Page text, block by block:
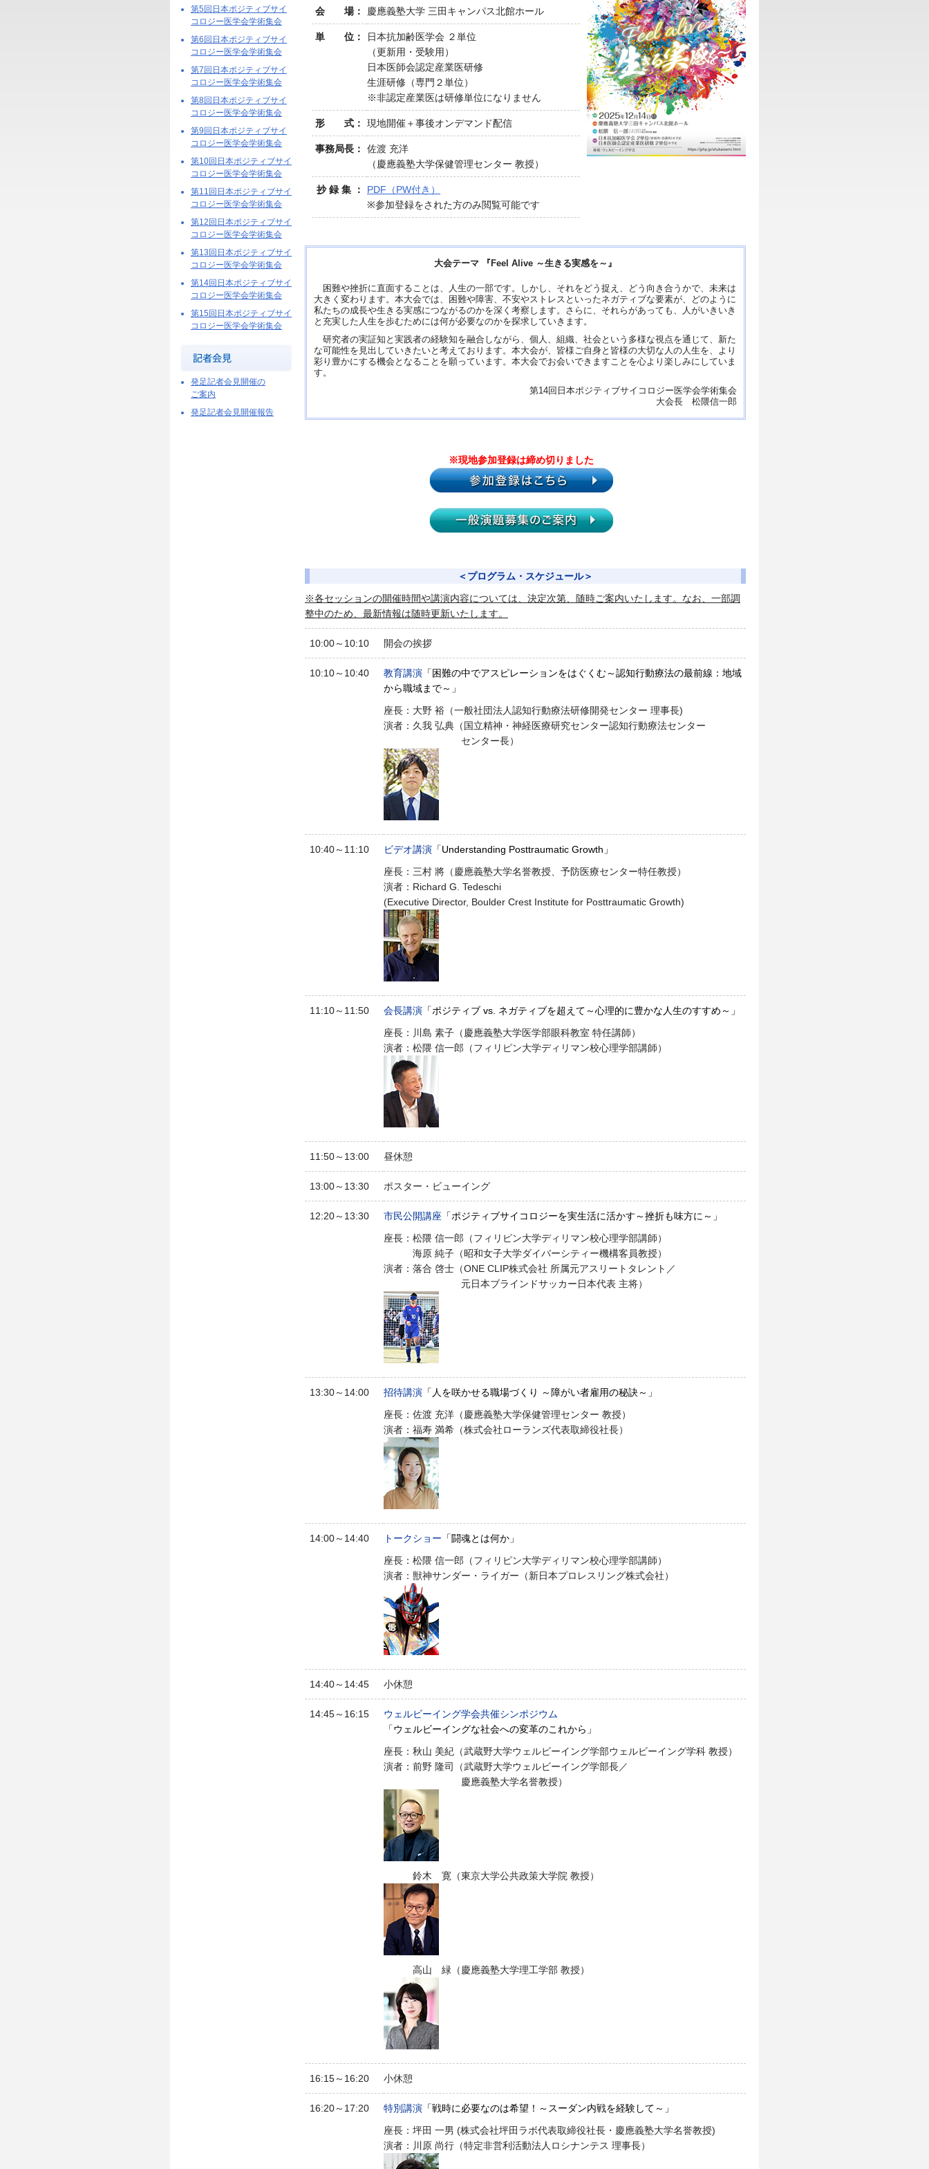
第5回日本ポジティブサイ
コロジー医学会学術集会
第6回日本ポジティブサイ
コロジー医学会学術集会
第7回日本ポジティブサイ
コロジー医学会学術集会
第8回日本ポジティブサイ
コロジー医学会学術集会
第9回日本ポジティブサイ
コロジー医学会学術集会
第10回日本ポジティブサイ
コロジー医学会学術集会
第11回日本ポジティブサイ
コロジー医学会学術集会
第12回日本ポジティブサイ
コロジー医学会学術集会
第13回日本ポジティブサイ
コロジー医学会学術集会
第14回日本ポジティブサイ
コロジー医学会学術集会
第15回日本ポジティブサイ
コロジー医学会学術集会
発足記者会見開催の
ご案内
発足記者会見開催報告
会 場： 慶應義塾大学 三田キャンパス北館ホール
単 位：
日本抗加齢医学会 ２単位
（更新用・受験用）
日本医師会認定産業医研修
生涯研修（専門２単位）
※非認定産業医は研修単位になりません
形 式： 現地開催＋事後オンデマンド配信
事務局長：
佐渡 充洋
（慶應義塾大学保健管理センター 教授）
抄 録 集 ：
PDF（PW付き）
※参加登録をされた方のみ閲覧可能です
大会テーマ 『Feel Alive ～生きる実感を～』
困難や挫折に直面することは、人生の一部です。しかし、それをどう捉え、どう向き合うかで、未来は
大きく変わります。本大会では、困難や障害、不安やストレスといったネガティブな要素が、どのように
私たちの成長や生きる実感につながるのかを深く考察します。さらに、それらがあっても、人がいきいき
と充実した人生を歩むためには何が必要なのかを探求していきます。
研究者の実証知と実践者の経験知を融合しながら、個人、組織、社会という多様な視点を通じて、新た
な可能性を見出していきたいと考えております。本大会が、皆様ご自身と皆様の大切な人の人生を、より
彩り豊かにする機会となることを願っています。本大会でお会いできますことを心より楽しみにしていま
す。
第14回日本ポジティブサイコロジー医学会学術集会
大会長 松隈信一郎
※現地参加登録は締め切りました
＜プログラム・スケジュール＞
※各セッションの開催時間や講演内容については、決定次第、随時ご案内いたします。なお、一部調
整中のため、最新情報は随時更新いたします。
10:00～10:10 開会の挨拶
10:10～10:40 教育講演 「困難の中でアスピレーションをはぐくむ～認知行動療法の最前線：地域
から職域まで～」
座長：大野 裕（一般社団法人認知行動療法研修開発センター 理事長)
演者：久我 弘典（国立精神・神経医療研究センター認知行動療法センター
センター長）
10:40～11:10 ビデオ講演 「Understanding Posttraumatic Growth」
座長：三村 將（慶應義塾大学名誉教授、予防医療センター特任教授）
演者：Richard G. Tedeschi
(Executive Director, Boulder Crest Institute for Posttraumatic Growth)
11:10～11:50 会長講演 「ポジティブ vs. ネガティブを超えて～心理的に豊かな人生のすすめ～」
座長：川島 素子（慶應義塾大学医学部眼科教室 特任講師）
演者：松隈 信一郎（フィリピン大学ディリマン校心理学部講師）
11:50～13:00 昼休憩
13:00～13:30 ポスター・ビューイング
12:20～13:30 市民公開講座 「ポジティブサイコロジーを実生活に活かす～挫折も味方に～」
座長：松隈 信一郎（フィリピン大学ディリマン校心理学部講師）
海原 純子（昭和女子大学ダイバーシティー機構客員教授）
演者：落合 啓士（ONE CLIP株式会社 所属元アスリートタレント／
元日本ブラインドサッカー日本代表 主将）
13:30～14:00 招待講演 「人を咲かせる職場づくり ～障がい者雇用の秘訣～」
座長：佐渡 充洋（慶應義塾大学保健管理センター 教授）
演者：福寿 満希（株式会社ローランズ代表取締役社長）
14:00～14:40 トークショー 「闘魂とは何か」
座長：松隈 信一郎（フィリピン大学ディリマン校心理学部講師）
演者：獣神サンダー・ライガー（新日本プロレスリング株式会社）
14:40～14:45 小休憩
14:45～16:15
ウェルビーイング学会共催シンポジウム
「ウェルビーイングな社会への変革のこれから」
座長：秋山 美紀（武蔵野大学ウェルビーイング学部ウェルビーイング学科 教授）
演者：前野 隆司（武蔵野大学ウェルビーイング学部長／
慶應義塾大学名誉教授）
鈴木 寛（東京大学公共政策大学院 教授）
高山 緑（慶應義塾大学理工学部 教授）
16:15～16:20 小休憩
16:20～17:20 特別講演 「戦時に必要なのは希望！～スーダン内戦を経験して～」
座長：坪田 一男 (株式会社坪田ラボ代表取締役社長・慶應義塾大学名誉教授)
演者：川原 尚行（特定非営利活動法人ロシナンテス 理事長）